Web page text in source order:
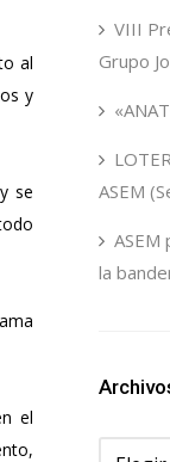
al
y
se
el
VIII
Grupo
ASEM
ASEM
la
Archivos